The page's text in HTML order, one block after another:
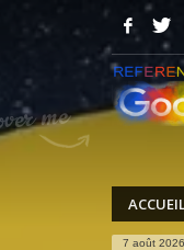
1
Vous
7 août 2026